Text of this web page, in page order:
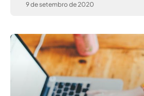
9 de setembro de 2020